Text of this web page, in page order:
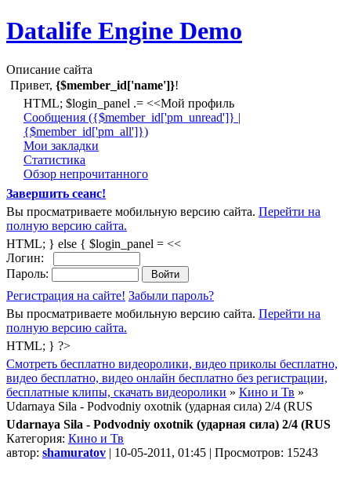
Datalife Engine Demo
Описание сайта
Привет, {$member_id['name']}!
HTML; $login_panel .= <<Мой профиль
Cообщения ({$member_id['pm_unread']} |
{$member_id['pm_all']})
Мои закладки
Статистика
Обзор непрочитанного
Завершить сеанс!
Вы просматриваете мобильную версию сайта. Перейти на
полную версию сайта.
HTML; } else { $login_panel = <<
Логин:
Пароль:
Регистрация на сайте! Забыли пароль?
Вы просматриваете мобильную версию сайта. Перейти на
полную версию сайта.
HTML; } ?>
Смотреть бесплатно видеоролики, видео приколы бесплатно,
видео бесплатно, видео онлайн бесплатно без регистрации,
бесплатные клипы, скачать видеоролики » Кино и Тв »
Udarnaya Sila - Podvodniy oxotnik (ударная сила) 2/4 (RUS
Udarnaya Sila - Podvodniy oxotnik (ударная сила) 2/4 (RUS
Категория: Кино и Тв
автор: shamuratov | 10-05-2011, 01:45 | Просмотров: 15243